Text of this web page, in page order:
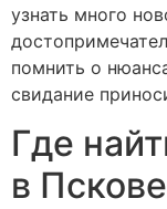
узнать много
помнить о
свидание
Где
в